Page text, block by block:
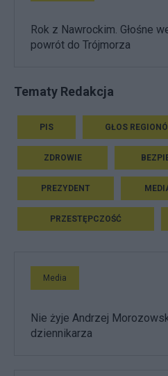
Rok z Nawrockim. Głośne
powrót do Trójmorza
Tematy Redakcja
PIS GŁOS
ZDROWIE
PREZYDENT
PRZESTĘPCZOŚĆ
Media
Nie żyje Andrzej
dziennikarza